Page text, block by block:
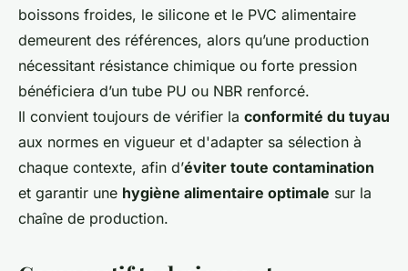
boissons froides, le silicone et le PVC alimentaire
demeurent des références, alors qu’une production
nécessitant résistance chimique ou forte pression
bénéficiera d’un tube PU ou NBR renforcé.
Il convient toujours de vérifier la conformité du tuyau
aux normes en vigueur et d'adapter sa sélection à
chaque contexte, afin d’éviter toute contamination
et garantir une hygiène alimentaire optimale sur la
chaîne de production.